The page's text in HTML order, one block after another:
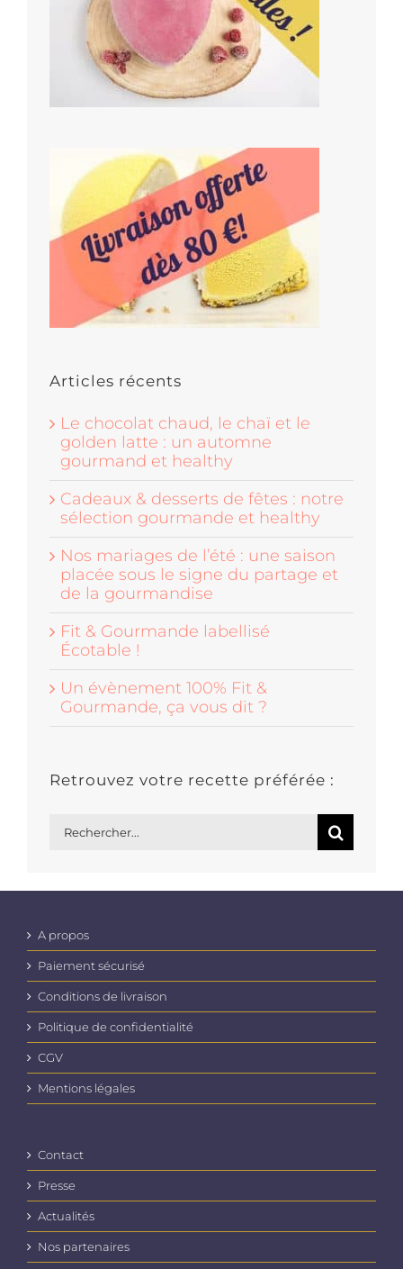
Articles récents
Le chocolat chaud, le chaï et le
golden latte : un automne
gourmand et healthy
Cadeaux & desserts de fêtes : notre
sélection gourmande et healthy
Nos mariages de l’été : une saison
placée sous le signe du partage et
de la gourmandise
Fit & Gourmande labellisé
Écotable !
Un évènement 100% Fit &
Gourmande, ça vous dit ?
Retrouvez votre recette préférée :
A propos
Paiement sécurisé
Conditions de livraison
Politique de confidentialité
CGV
Mentions légales
Contact
Presse
Actualités
Nos partenaires